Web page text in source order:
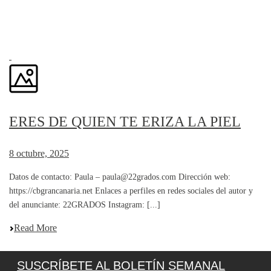
ERES DE QUIEN TE ERIZA LA PIEL
8 octubre, 2025
Datos de contacto: Paula – paula@22grados.com Dirección web:
https://cbgrancanaria.net Enlaces a perfiles en redes sociales del autor y
del anunciante: 22GRADOS Instagram: [...]
Read More
SUSCRÍBETE AL BOLETÍN SEMANAL